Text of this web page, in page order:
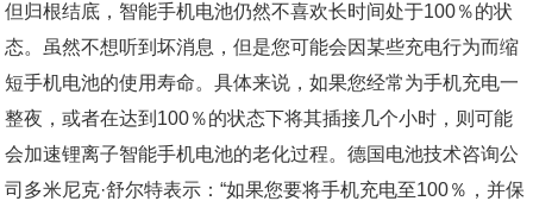
但归根结底，智能手机电池仍然不喜欢长时间处于100％的状
态。虽然不想听到坏消息，但是您可能会因某些充电行为而缩
短手机电池的使用寿命。具体来说，如果您经常为手机充电一
整夜，或者在达到100％的状态下将其插接几个小时，则可能
会加速锂离子智能手机电池的老化过程。德国电池技术咨询公
司多米尼克·舒尔特表示：“如果您要将手机充电至100％，并保